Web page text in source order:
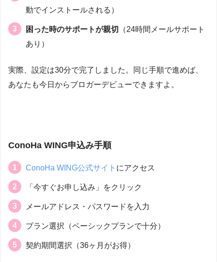
動でインストールされる）
困った時のサポートが親切
（24時間メールサポート
あり）
実際、設定は30分で完了しました。同じ手順で進めば、
あなたも今日からブロガーデビューできますよ。
ConoHa WING申込み手順
ConoHa WING公式サイト にアクセス
「今すぐお申し込み」をクリック
メールアドレス・パスワードを入力
プラン選択（ベーシックプランで十分）
契約期間選択（36ヶ月がお得）